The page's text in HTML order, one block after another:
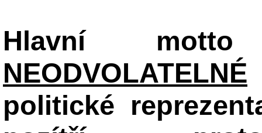
Hlavní
NEODVOLATELNÉ
politické